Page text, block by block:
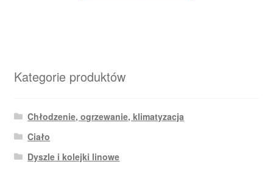
Kategorie produktów
Chłodzenie, ogrzewanie, klimatyzacja
Ciało
Dyszle i kolejki linowe